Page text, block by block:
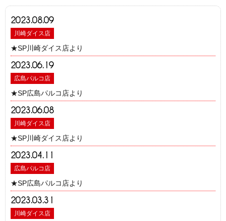
2023.08.09
川崎ダイス店
★SP川崎ダイス店より
2023.06.19
広島パルコ店
★SP広島パルコ店より
2023.06.08
川崎ダイス店
★SP川崎ダイス店より
2023.04.11
広島パルコ店
★SP広島パルコ店より
2023.03.31
川崎ダイス店